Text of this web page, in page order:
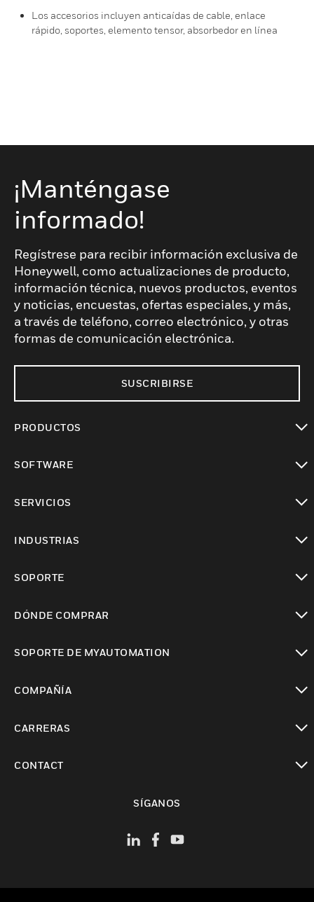
Los accesorios incluyen anticaídas de cable, enlace
rápido, soportes, elemento tensor, absorbedor en línea
¡Manténgase
informado!
Regístrese para recibir información exclusiva de
Honeywell, como actualizaciones de producto,
información técnica, nuevos productos, eventos
y noticias, encuestas, ofertas especiales, y más,
a través de teléfono, correo electrónico, y otras
formas de comunicación electrónica.
SUSCRIBIRSE
PRODUCTOS
SOFTWARE
SERVICIOS
INDUSTRIAS
SOPORTE
DÓNDE COMPRAR
SOPORTE DE MYAUTOMATION
COMPAÑÍA
CARRERAS
CONTACT
SÍGANOS